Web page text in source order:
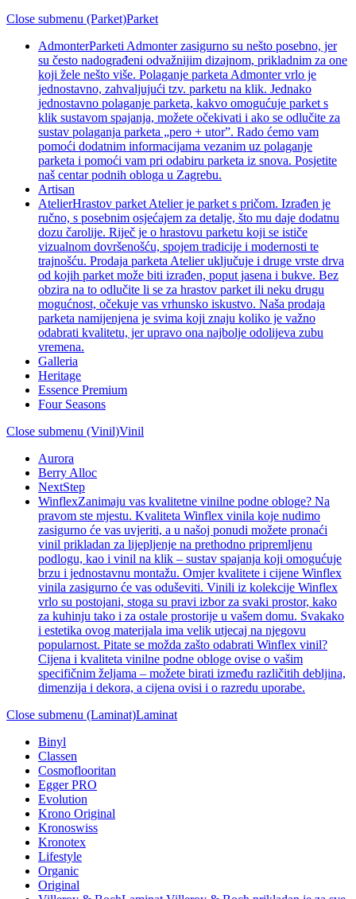
Close submenu (Parket)Parket
AdmonterParketi Admonter zasigurno su nešto posebno, jer
su često nadograđeni odvažnijim dizajnom, prikladnim za one
koji žele nešto više. Polaganje parketa Admonter vrlo je
jednostavno, zahvaljujući tzv. parketu na klik. Jednako
jednostavno polaganje parketa, kakvo omogućuje parket s
klik sustavom spajanja, možete očekivati i ako se odlučite za
sustav polaganja parketa „pero + utor”. Rado ćemo vam
pomoći dodatnim informacijama vezanim uz polaganje
parketa i pomoći vam pri odabiru parketa iz snova. Posjetite
naš centar podnih obloga u Zagrebu.
Artisan
AtelierHrastov parket Atelier je parket s pričom. Izrađen je
ručno, s posebnim osjećajem za detalje, što mu daje dodatnu
dozu čarolije. Riječ je o hrastovu parketu koji se ističe
vizualnom dovršenošću, spojem tradicije i modernosti te
trajnošću. Prodaja parketa Atelier uključuje i druge vrste drva
od kojih parket može biti izrađen, poput jasena i bukve. Bez
obzira na to odlučite li se za hrastov parket ili neku drugu
mogućnost, očekuje vas vrhunsko iskustvo. Naša prodaja
parketa namijenjena je svima koji znaju koliko je važno
odabrati kvalitetu, jer upravo ona najbolje odolijeva zubu
vremena.
Galleria
Heritage
Essence Premium
Four Seasons
Close submenu (Vinil)Vinil
Aurora
Berry Alloc
NextStep
WinflexZanimaju vas kvalitetne vinilne podne obloge? Na
pravom ste mjestu. Kvaliteta Winflex vinila koje nudimo
zasigurno će vas uvjeriti, a u našoj ponudi možete pronaći
vinil prikladan za lijepljenje na prethodno pripremljenu
podlogu, kao i vinil na klik – sustav spajanja koji omogućuje
brzu i jednostavnu montažu. Omjer kvalitete i cijene Winflex
vinila zasigurno će vas oduševiti. Vinili iz kolekcije Winflex
vrlo su postojani, stoga su pravi izbor za svaki prostor, kako
za kuhinju tako i za ostale prostorije u vašem domu. Svakako
i estetika ovog materijala ima velik utjecaj na njegovu
popularnost. Pitate se možda zašto odabrati Winflex vinil?
Cijena i kvaliteta vinilne podne obloge ovise o vašim
specifičnim željama – možete birati između različitih debljina,
dimenzija i dekora, a cijena ovisi i o razredu uporabe.
Close submenu (Laminat)Laminat
Binyl
Classen
Cosmoflooritan
Egger PRO
Evolution
Krono Original
Kronoswiss
Kronotex
Lifestyle
Organic
Original